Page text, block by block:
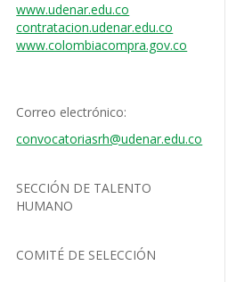
www.udenar.edu.co
contratacion.udenar.edu.co
www.colombiacompra.gov.co
Correo electrónico:
convocatoriasrh@udenar.edu.co
SECCIÓN DE TALENTO
HUMANO
COMITÉ DE SELECCIÓN